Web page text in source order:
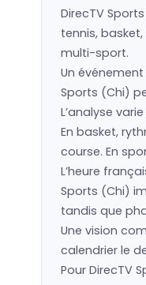
DirecTV
tennis,
multi-sport.
Un
Sports (Chi)
L’analyse
En basket,
course. En
L’heure
Sports (Chi)
tandis que
Une vision
calendrier le
Pour DirecTV